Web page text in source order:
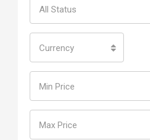
All Status
Currency
Min Price
Max Price